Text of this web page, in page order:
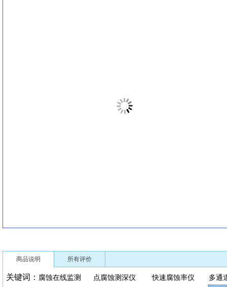
商品说明 所有评价
关键词： 腐蚀在线监测 点腐蚀测深仪 快速腐蚀率仪 多通